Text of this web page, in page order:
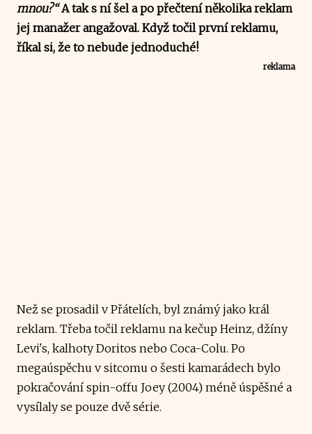
mnou?“A tak s ní šel a po přečtení několika reklam
jej manažer angažoval. Když točil první reklamu,
říkal si, že to nebude jednoduché!
reklama
Než se prosadil v Přátelích, byl známý jako král
reklam. Třeba točil reklamu na kečup Heinz, džíny
Levi's, kalhoty Doritos nebo Coca-Colu. Po
megaúspěchu v sitcomu o šesti kamarádech bylo
pokračování spin-offu Joey (2004) méně úspěšné a
vysílaly se pouze dvě série.